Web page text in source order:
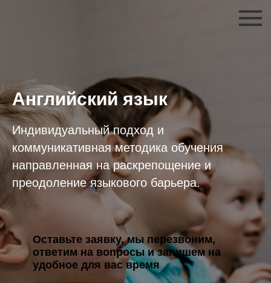
Английский язык
Индивидуальный подход и
коммуникативная методика обучения
направленная на раскрепощение и
преодоление языкового барьера.
Оставьте заявку, мы перезвоним,
ответим на вопросы и запишем на
удобное для вас время